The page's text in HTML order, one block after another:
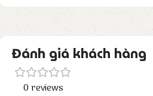
Đánh giá khách hàng
0 reviews